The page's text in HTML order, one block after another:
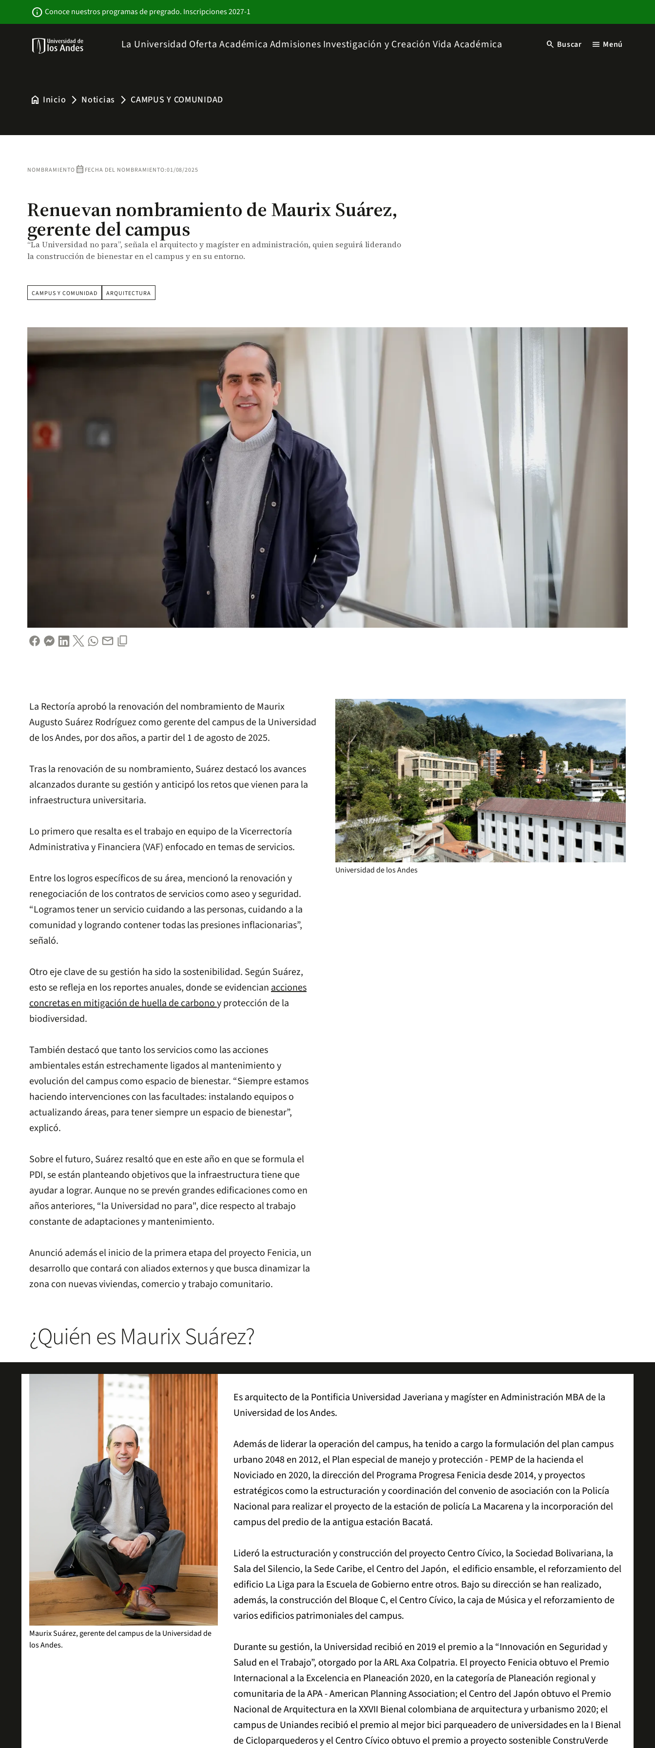
info Conoce nuestros programas de pregrado. Inscripciones 2027-1
La Universidad Oferta Académica Admisiones Investigación y Creación Vida Académica search Buscar menu Menú
home Inicio arrow_forward_ios Noticias arrow_forward_ios CAMPUS Y COMUNIDAD
NOMBRAMIENTO calendar_month FECHA DEL NOMBRAMIENTO:01/08/2025
Renuevan nombramiento de Maurix Suárez,
gerente del campus
“La Universidad no para”, señala el arquitecto y magíster en administración, quien seguirá liderando
la construcción de bienestar en el campus y en su entorno.
CAMPUS Y COMUNIDAD ARQUITECTURA
La Rectoría aprobó la renovación del nombramiento de Maurix
Augusto Suárez Rodríguez como gerente del campus de la Universidad
de los Andes, por dos años, a partir del 1 de agosto de 2025.
Tras la renovación de su nombramiento, Suárez destacó los avances
alcanzados durante su gestión y anticipó los retos que vienen para la
infraestructura universitaria.
Lo primero que resalta es el trabajo en equipo de la Vicerrectoría
Administrativa y Financiera (VAF) enfocado en temas de servicios.
Entre los logros específicos de su área, mencionó la renovación y
renegociación de los contratos de servicios como aseo y seguridad.
“Logramos tener un servicio cuidando a las personas, cuidando a la
comunidad y logrando contener todas las presiones inflacionarias”,
señaló.
Otro eje clave de su gestión ha sido la sostenibilidad. Según Suárez,
esto se refleja en los reportes anuales, donde se evidencianacciones
concretas en mitigación de huella de carbonoy protección de la
biodiversidad.
También destacó que tanto los servicios como las acciones
ambientales están estrechamente ligados al mantenimiento y
evolución del campus como espacio de bienestar. “Siempre estamos
haciendo intervenciones con las facultades: instalando equipos o
actualizando áreas, para tener siempre un espacio de bienestar”,
explicó.
Sobre el futuro, Suárez resaltó que en este año en que se formula el
PDI, se están planteando objetivos que la infraestructura tiene que
ayudar a lograr. Aunque no se prevén grandes edificaciones como en
años anteriores, “la Universidad no para", dice respecto al trabajo
constante de adaptaciones y mantenimiento.
Anunció además el inicio de la primera etapa del proyecto Fenicia, un
desarrollo que contará con aliados externos y que busca dinamizar la
zona con nuevas viviendas, comercio y trabajo comunitario.
¿Quién es Maurix Suárez?
Universidad de los Andes
Maurix Suárez, gerente del campus de la Universidad de
los Andes.
Es arquitecto de la Pontificia Universidad Javeriana y magíster en Administración MBA de la
Universidad de los Andes.
Además de liderar la operación del campus, ha tenido a cargo la formulación del plan campus
urbano 2048 en 2012, el Plan especial de manejo y protección - PEMP de la hacienda el
Noviciado en 2020, la dirección del Programa Progresa Fenicia desde 2014, y proyectos
estratégicos como la estructuración y coordinación del convenio de asociación con la Policía
Nacional para realizar el proyecto de la estación de policía La Macarena y la incorporación del
campus del predio de la antigua estación Bacatá.
Lideró la estructuración y construcción del proyecto Centro Cívico, la Sociedad Bolivariana, la
Sala del Silencio, la Sede Caribe, el Centro del Japón, el edificio ensamble, el reforzamiento del
edificio La Liga para la Escuela de Gobierno entre otros. Bajo su dirección se han realizado,
además, la construcción del Bloque C, el Centro Cívico, la caja de Música y el reforzamiento de
varios edificios patrimoniales del campus.
Durante su gestión, la Universidad recibió en 2019 el premio a la “Innovación en Seguridad y
Salud en el Trabajo”, otorgado por la ARL Axa Colpatria. El proyecto Fenicia obtuvo el Premio
Internacional a la Excelencia en Planeación 2020, en la categoría de Planeación regional y
comunitaria de la APA - American Planning Association; el Centro del Japón obtuvo el Premio
Nacional de Arquitectura en la XXVII Bienal colombiana de arquitectura y urbanismo 2020; el
campus de Uniandes recibió el premio al mejor bici parqueadero de universidades en la I Bienal
de Cicloparquederos y el Centro Cívico obtuvo el premio a proyecto sostenible ConstruVerde